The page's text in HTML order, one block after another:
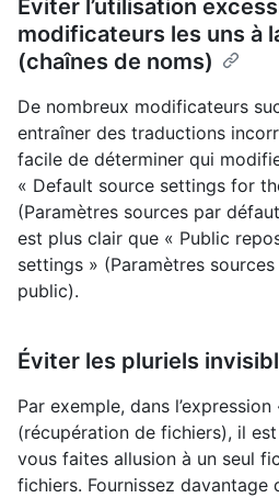
Éviter l’utilisation
modificateurs les uns à
(chaînes de noms)
De nombreux modificateurs
entraîner des traductions
facile de déterminer qui
« Default source settings for
(Paramètres sources par
est plus clair que « Public
settings » (Paramètres
public).
Éviter les pluriels
Par exemple, dans
(récupération de fichiers), il
vous faites allusion à un seul
fichiers. Fournissez davantage